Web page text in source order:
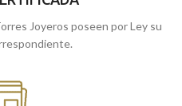
siempre contigo.
Recógela en nuestras tiendas de
Málaga y Melilla, o cómprala online
Joyeros poseen por Ley su